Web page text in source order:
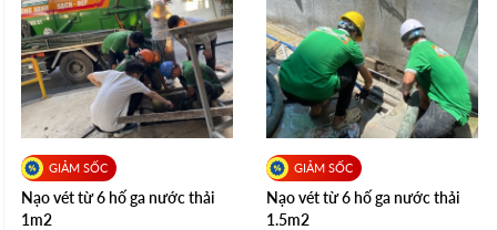
Nạo vét từ 6 hố ga nước thải
1m2
Nạo vét từ 6 hố ga nước thải
1.5m2